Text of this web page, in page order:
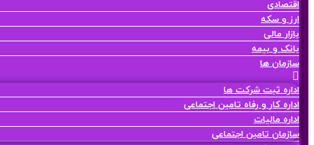
اقتصادی
ارز و سکه
بازار مالی
بانک و بیمه
سازمان ها
اداره ثبت شرکت ها
اداره کار و رفاه تامین اجتماعی
اداره مالیات
سازمان تامین اجتماعی